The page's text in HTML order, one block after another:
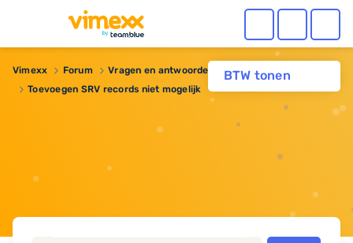
BTW tonen
Vimexx Forum
Vragen en antwoorden
Toevoegen SRV records niet mogelijk